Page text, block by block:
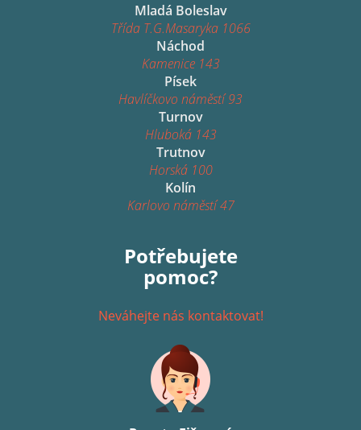
Mladá Boleslav
Třída T.G.Masaryka 1066
Náchod
Kamenice 143
Písek
Havlíčkovo náměstí 93
Turnov
Hluboká 143
Trutnov
Horská 100
Kolín
Karlovo náměstí 47
Potřebujete
pomoc?
Neváhejte nás kontaktovat!